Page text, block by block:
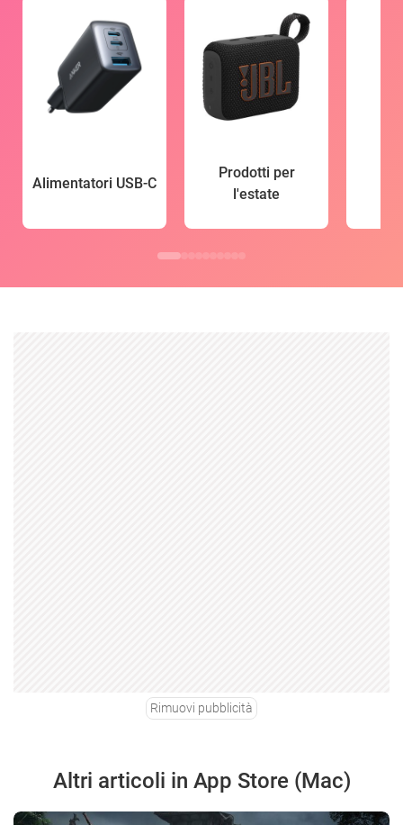
Alimentatori USB-C
Prodotti per
l'estate
Rimuovi pubblicità
Altri articoli in App Store (Mac)